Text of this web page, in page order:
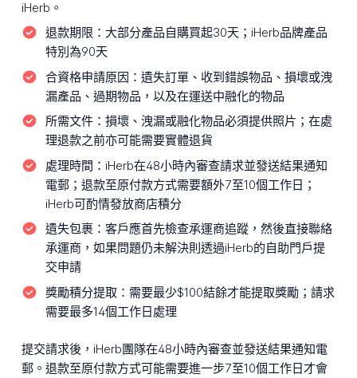
iHerb。
退款期限： 大部分產品自購買起30天；iHerb品牌產品
特別為90天
合資格申請原因： 遺失訂單、收到錯誤物品、損壞或洩
漏產品、過期物品，以及在運送中融化的物品
所需文件： 損壞、洩漏或融化物品必須提供照片；在處
理退款之前亦可能需要實體退貨
處理時間： iHerb在48小時內審查請求並發送結果通知
電郵；退款至原付款方式需要額外7至10個工作日；
iHerb可酌情發放商店積分
遺失包裹： 客戶應首先檢查承運商追蹤，然後直接聯絡
承運商，如果問題仍未解決則透過iHerb的自助門戶提
交申請
獎勵積分提取： 需要最少$100結餘才能提取獎勵；請求
需要最多14個工作日處理
提交請求後，iHerb團隊在48小時內審查並發送結果通知電
郵。退款至原付款方式可能需要進一步7至10個工作日才會